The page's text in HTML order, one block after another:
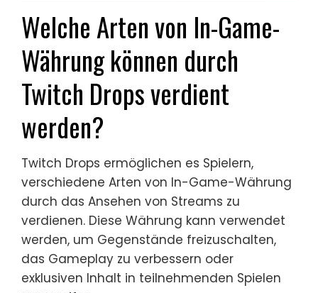
Welche Arten von In-Game-
Währung können durch
Twitch Drops verdient
werden?
Twitch Drops ermöglichen es Spielern,
verschiedene Arten von In-Game-Währung
durch das Ansehen von Streams zu
verdienen. Diese Währung kann verwendet
werden, um Gegenstände freizuschalten,
das Gameplay zu verbessern oder
exklusiven Inhalt in teilnehmenden Spielen